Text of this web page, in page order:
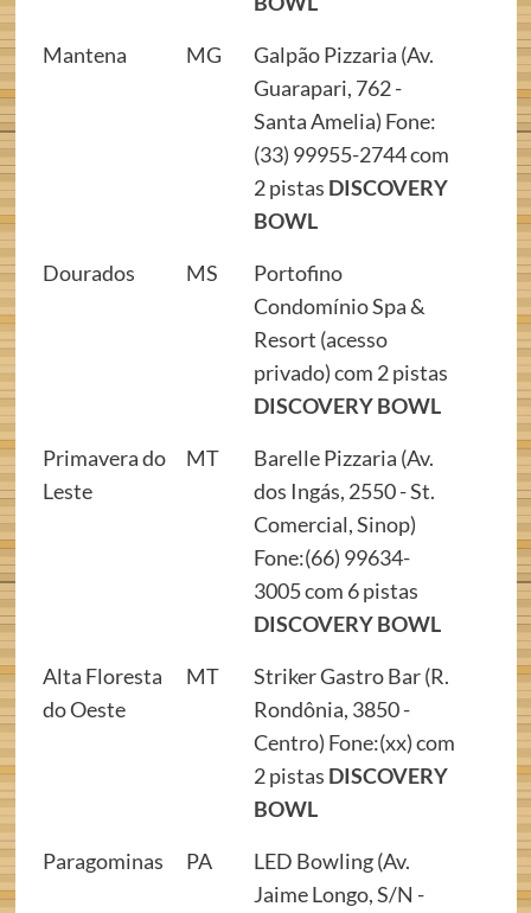
Mantena
MG
Galpão Pizzaria (Av.
Guarapari, 762 -
Santa Amelia) Fone:
(33) 99955-2744 com
2 pistas DISCOVERY
BOWL
Dourados
MS
Portofino
Condomínio Spa &
Resort (acesso
privado) com 2 pistas
DISCOVERY BOWL
Primavera do
Leste
MT
Barelle Pizzaria (Av.
dos Ingás, 2550 - St.
Comercial, Sinop)
Fone:(66) 99634-
3005 com 6 pistas
DISCOVERY BOWL
Alta Floresta
do Oeste
MT
Striker Gastro Bar (R.
Rondônia, 3850 -
Centro) Fone:(xx) com
2 pistas DISCOVERY
BOWL
Paragominas
PA
LED Bowling (Av.
Jaime Longo, S/N -